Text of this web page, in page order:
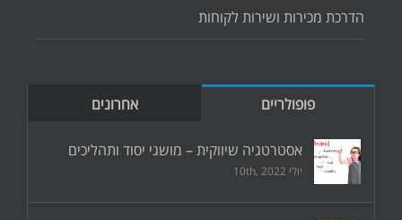
הדרכת מכירות ושירות לקוחות
פופולריים אחרונים
אסטרטגיה שיווקית – מושגי יסוד ותהליכים
יולי 10th, 2022